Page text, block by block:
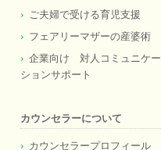
ご夫婦で受ける育児支援
フェアリーマザーの産婆術
企業向け 対人コミュニケー
ションサポート
カウンセラーについて
カウンセラープロフィール